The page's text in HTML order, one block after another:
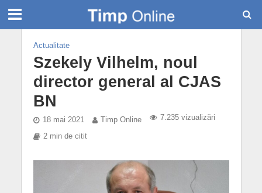
Actualitate
Szekely Vilhelm, noul
director general al CJAS
BN
18 mai 2021 Timp Online 7.235 vizualizări
2 min de citit